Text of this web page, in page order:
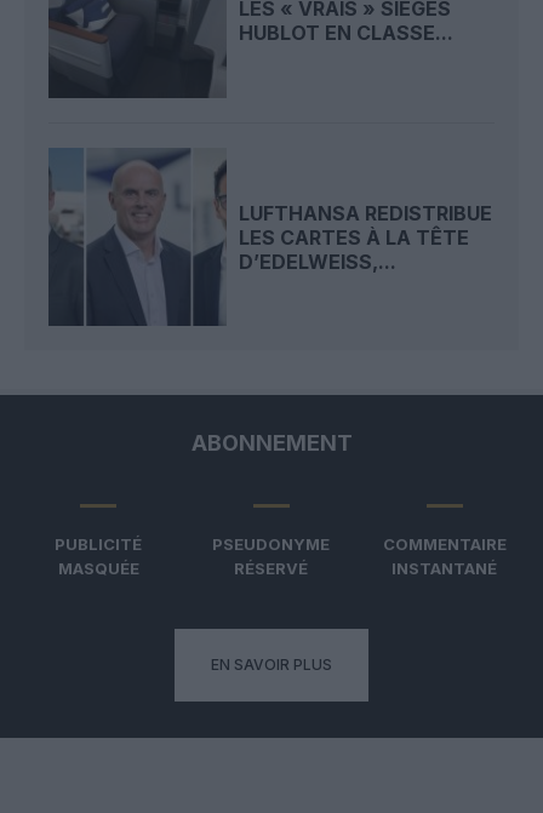
LES « VRAIS » SIÈGES
HUBLOT EN CLASSE...
LUFTHANSA REDISTRIBUE
LES CARTES À LA TÊTE
D’EDELWEISS,...
ABONNEMENT
PUBLICITÉ
MASQUÉE
PSEUDONYME
RÉSERVÉ
COMMENTAIRE
INSTANTANÉ
EN SAVOIR PLUS